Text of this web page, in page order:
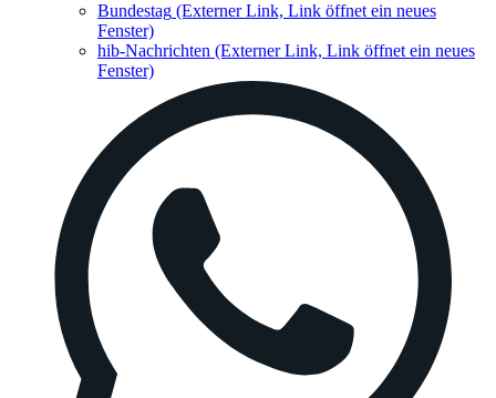
Bundestag (Externer Link, Link öffnet ein neues
Fenster)
hib-Nachrichten (Externer Link, Link öffnet ein neues
Fenster)